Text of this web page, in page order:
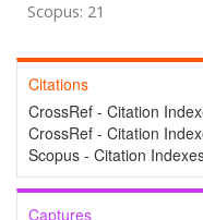
Scopus: 21
Citations
CrossRef - Citation
CrossRef - Citation
Scopus - Citation
Captures